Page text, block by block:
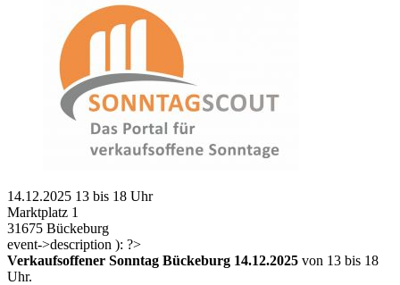
14.12.2025 13 bis 18 Uhr
Marktplatz 1
31675 Bückeburg
event->description ): ?>
Verkaufsoffener Sonntag Bückeburg 14.12.2025 von 13 bis 18
Uhr.